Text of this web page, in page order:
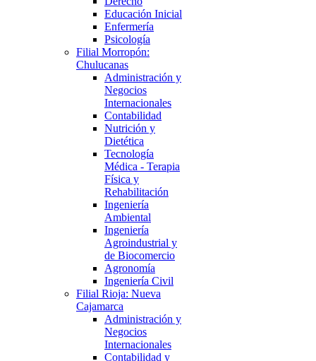
Educación Inicial
Enfermería
Psicología
Filial Morropón:
Chulucanas
Administración y
Negocios
Internacionales
Contabilidad
Nutrición y
Dietética
Tecnología
Médica - Terapia
Física y
Rehabilitación
Ingeniería
Ambiental
Ingeniería
Agroindustrial y
de Biocomercio
Agronomía
Ingeniería Civil
Filial Rioja: Nueva
Cajamarca
Administración y
Negocios
Internacionales
Contabilidad y